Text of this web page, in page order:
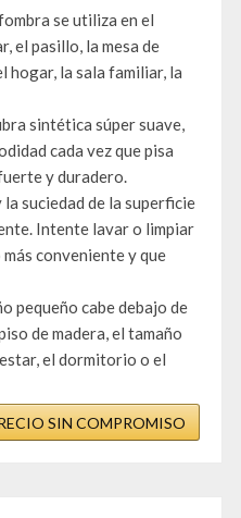
se utiliza en el
el pasillo, la mesa de
hogar, la sala familiar, la
sintética súper suave,
cada vez que pisa
y duradero.
suciedad de la superficie
Intente lavar o limpiar
conveniente y que
pequeño cabe debajo de
de madera, el tamaño
el dormitorio o el
SIN COMPROMISO